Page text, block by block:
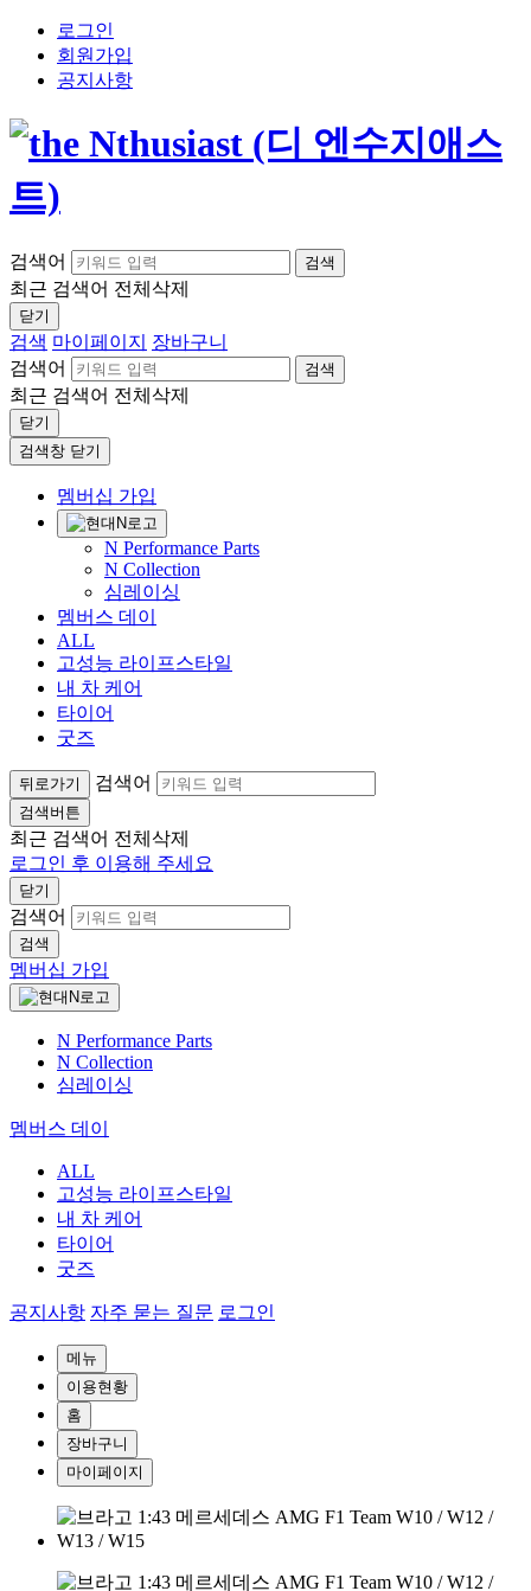
로그인
회원가입
공지사항
검색어 검색
최근 검색어 전체삭제
닫기
검색 마이페이지
장바구니
검색어
검색
최근 검색어 전체삭제
닫기
검색창 닫기
멤버십 가입
N Performance Parts
N Collection
심레이싱
멤버스 데이
ALL
고성능 라이프스타일
내 차 케어
타이어
굿즈
뒤로가기 검색어
검색버튼
최근 검색어 전체삭제
로그인 후 이용해 주세요
닫기
검색어
검색
멤버십 가입
N Performance Parts
N Collection
심레이싱
멤버스 데이
ALL
고성능 라이프스타일
내 차 케어
타이어
굿즈
공지사항 자주 묻는 질문 로그인
메뉴
이용현황
홈
장바구니
마이페이지